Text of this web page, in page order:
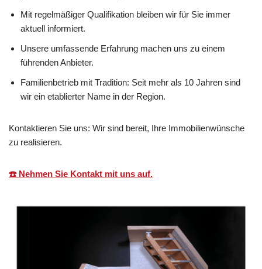
Mit regelmäßiger Qualifikation bleiben wir für Sie immer
aktuell informiert.
Unsere umfassende Erfahrung machen uns zu einem
führenden Anbieter.
Familienbetrieb mit Tradition: Seit mehr als 10 Jahren sind
wir ein etablierter Name in der Region.
Kontaktieren Sie uns: Wir sind bereit, Ihre Immobilienwünsche
zu realisieren.
☎️ Nehmen Sie Kontakt mit uns auf.